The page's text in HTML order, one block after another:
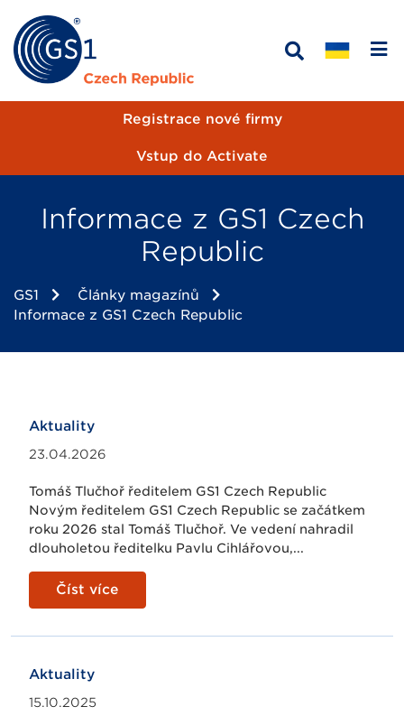
Registrace nové firmy
Vstup do Activate
Informace z GS1 Czech
Republic
GS1
Články magazínů
Informace z GS1 Czech Republic
Aktuality
23.04.2026
Tomáš Tlučhoř ředitelem GS1 Czech Republic
Novým ředitelem GS1 Czech Republic se začátkem
roku 2026 stal Tomáš Tlučhoř. Ve vedení nahradil
dlouholetou ředitelku Pavlu Cihlářovou,...
Číst více
Aktuality
15.10.2025